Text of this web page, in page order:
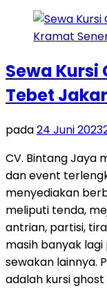
Sewa
Tebet
pada24 Juni 2023
CV. Bintang Jaya
dan event
menyediakan
meliputi tenda,
antrian, partisi,
masih banyak
sewakan lainnya.
adalah kursi